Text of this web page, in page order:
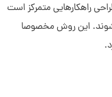
راهکارهایی متمرکز است
شوند. این روش مخصوصا